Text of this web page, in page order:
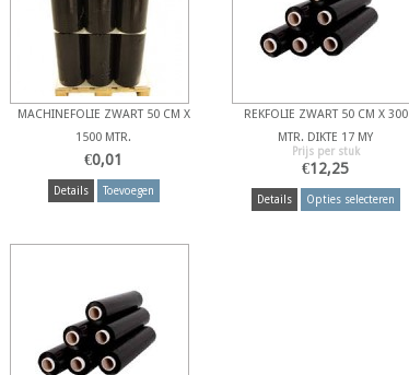
MACHINEFOLIE ZWART 50 CM X
1500 MTR.
€0,01
Details Toevoegen
REKFOLIE ZWART 50 CM X 300
MTR. DIKTE 17 MY
Prijs per stuk
€12,25
Details Opties selecteren